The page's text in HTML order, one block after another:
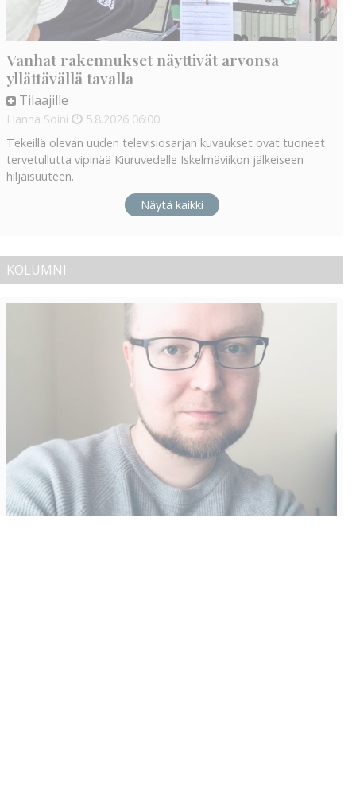
Vanhat rakennukset näyttivät arvonsa
yllättävällä tavalla
Tilaajille
Hanna Soini 5.8.2026 06:00
Tekeillä olevan uuden televisiosarjan kuvaukset ovat tuoneet
tervetullutta vipinää Kiuruvedelle Iskelmäviikon jälkeiseen
hiljaisuuteen.
Näytä kaikki
KOLUMNI